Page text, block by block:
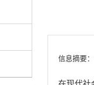
信息摘要：